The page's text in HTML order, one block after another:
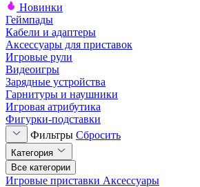
Новинки
Геймпады
Кабели и адаптеры
Аксессуары для приставок
Игровые рули
Видеоигры
Зарядные устройства
Гарнитуры и наушники
Игровая атрибутика
Фигурки-подставки
Фильтры Сбросить
Категория
Все категории
Игровые приставки Аксессуары